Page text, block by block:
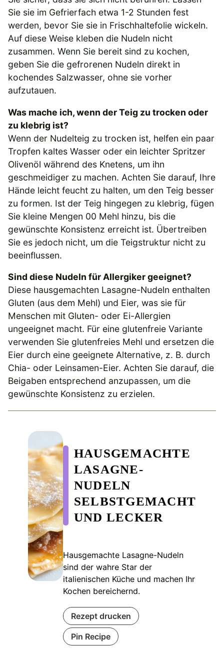
Sie sie im Gefrierfach etwa 1-2 Stunden fest
werden, bevor Sie sie in Frischhaltefolie wickeln.
Auf diese Weise kleben die Nudeln nicht
zusammen. Wenn Sie bereit sind zu kochen,
geben Sie die gefrorenen Nudeln direkt in
kochendes Salzwasser, ohne sie vorher
aufzutauen.
Was mache ich, wenn der Teig zu trocken oder
zu klebrig ist?
Wenn der Nudelteig zu trocken ist, helfen ein paar
Tropfen kaltes Wasser oder ein leichter Spritzer
Olivenöl während des Knetens, um ihn
geschmeidiger zu machen. Achten Sie darauf, Ihre
Hände leicht feucht zu halten, um den Teig besser
zu formen. Ist der Teig hingegen zu klebrig, fügen
Sie kleine Mengen 00 Mehl hinzu, bis die
gewünschte Konsistenz erreicht ist. Übertreiben
Sie es jedoch nicht, um die Teigstruktur nicht zu
beeinflussen.
Sind diese Nudeln für Allergiker geeignet?
Diese hausgemachten Lasagne-Nudeln enthalten
Gluten (aus dem Mehl) und Eier, was sie für
Menschen mit Gluten- oder Ei-Allergien
ungeeignet macht. Für eine glutenfreie Variante
verwenden Sie glutenfreies Mehl und ersetzen die
Eier durch eine geeignete Alternative, z. B. durch
Chia- oder Leinsamen-Eier. Achten Sie darauf, die
Beigaben entsprechend anzupassen, um die
gewünschte Konsistenz zu erzielen.
HAUSGEMACHTE
LASAGNE-
NUDELN
SELBSTGEMACHT
UND LECKER
Hausgemachte Lasagne-Nudeln
sind der wahre Star der
italienischen Küche und machen Ihr
Kochen bereichernd.
Rezept drucken
Pin Recipe